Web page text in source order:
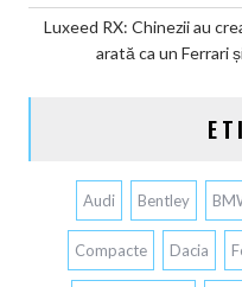
Luxeed RX: Chinezii au
arată ca un Ferrari
Audi Bentley
Compacte Dacia